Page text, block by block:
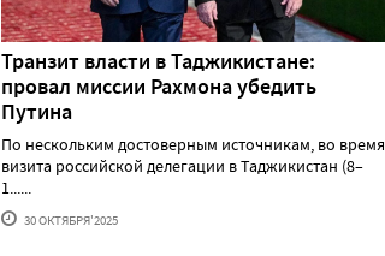
Транзит власти в Таджикистане:
провал миссии Рахмона убедить
Путина
По нескольким достоверным источникам, во время
визита российской делегации в Таджикистан (8–
1......
30 ОКТЯБРЯ'2025